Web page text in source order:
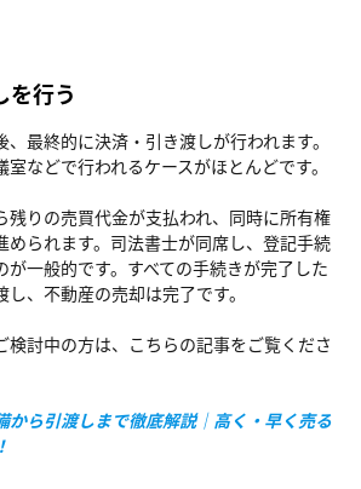
を行う
最終的に決済・引き渡しが行われます。
などで行われるケースがほとんどです。
残りの売買代金が支払われ、同時に所有権
められます。司法書士が同席し、登記手続
が一般的です。すべての手続きが完了した
、不動産の売却は完了です。
検討中の方は、こちらの記事をご覧くださ
から引渡しまで徹底解説｜高く・早く売る